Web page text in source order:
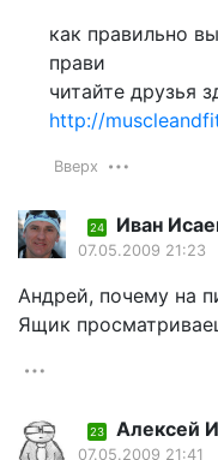
как правильно
прави
читайте друзья
http://
Вверх
24 Иван
07.05.2009 21:23
Андрей, почему на
Ящик
23 Алексей
07.05.2009 21:41